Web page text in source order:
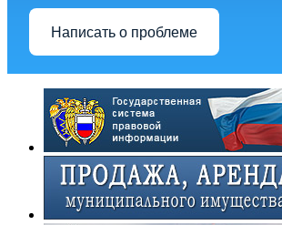
Написать о проблеме